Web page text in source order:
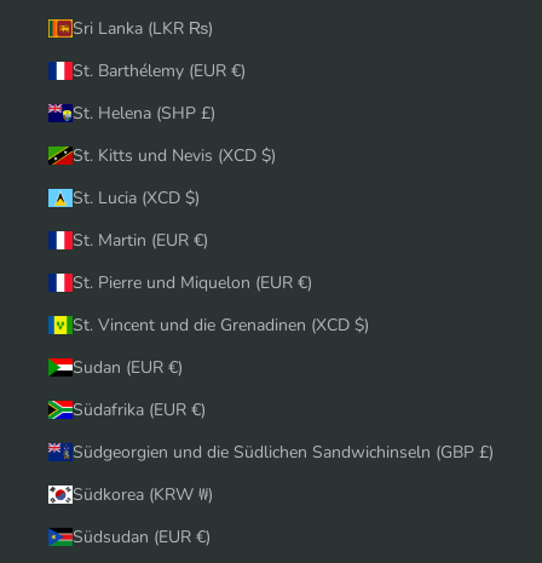
Sri Lanka (LKR ₨)
St. Barthélemy (EUR €)
St. Helena (SHP £)
St. Kitts und Nevis (XCD $)
St. Lucia (XCD $)
St. Martin (EUR €)
St. Pierre und Miquelon (EUR €)
St. Vincent und die Grenadinen (XCD $)
Sudan (EUR €)
Südafrika (EUR €)
Südgeorgien und die Südlichen Sandwichinseln (GBP £)
Südkorea (KRW ₩)
Südsudan (EUR €)